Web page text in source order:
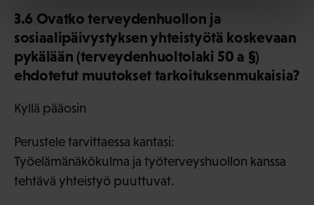
3.6 Ovatko terveydenhuollon ja
sosiaalipäivystyksen yhteistyötä koskevaan
pykälään (terveydenhuoltolaki 50 a §)
ehdotetut muutokset tarkoituksenmukaisia?
Kyllä pääosin
Perustele tarvittaessa kantasi:
Työelämänäkökulma ja työterveyshuollon kanssa
tehtävä yhteistyö puuttuvat.